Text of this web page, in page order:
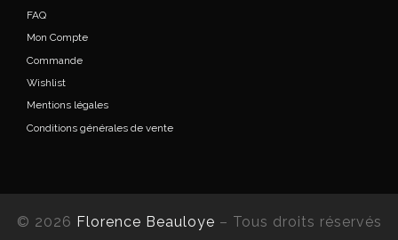
FAQ
Mon Compte
Commande
Wishlist
Mentions légales
Conditions générales de vente
© 2026 Florence Beauloye – Tous droits réservés